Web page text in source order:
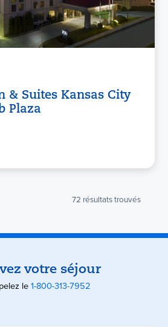
& Suites Kansas City
Plaza
72 résultats trouvés
votre séjour
le1-800-313-7952